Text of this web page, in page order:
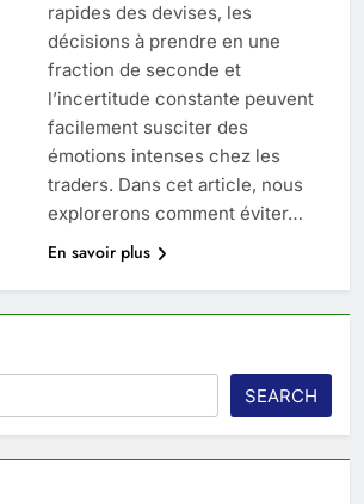
rapides des devises, les
décisions à prendre en une
fraction de seconde et
l’incertitude constante peuvent
facilement susciter des
émotions intenses chez les
traders. Dans cet article, nous
explorerons comment éviter…
En savoir plus
SEARCH